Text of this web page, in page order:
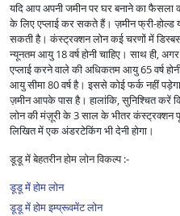
यदि आप अपनी जमीन पर घर बनाने का
के लिए एप्लाई कर सकते हैं। ज़मीन फ्री-होल्ड
सकती है। कंस्ट्रक्शन लोन कई चरणों में
न्यूनतम आयु 18 वर्ष होनी चाहिए। साथ ही,
एप्लाई करने वाले की अधिकतम आयु 65 वर्ष
आयु सीमा 80 वर्ष है। इससे कोई फर्क नहीं
ज़मीन आपके पास है। हालांकि, सुनिश्चित करें
लोन की मंज़ूरी के 3 साल के भीतर कंस्ट्रक्शन
लिखित में एक अंडरटेकिंग भी देनी होगा।
डूडू में बेहतरीन होम लोन विकल्प :-
डूडू में होम लोन
डूडू में होम इम्प्रूवमेंट लोन